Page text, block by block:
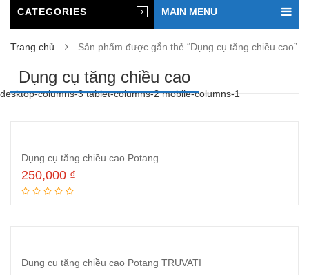
CATEGORIES MAIN MENU
Trang chủ Sản phẩm được gắn thẻ “Dụng cụ tăng chiều cao”
Dụng cụ tăng chiều cao
desktop-columns-3 tablet-columns-2 mobile-columns-1
Dụng cụ tăng chiều cao Potang
250,000 ₫
Dụng cụ tăng chiều cao Potang TRUVATI